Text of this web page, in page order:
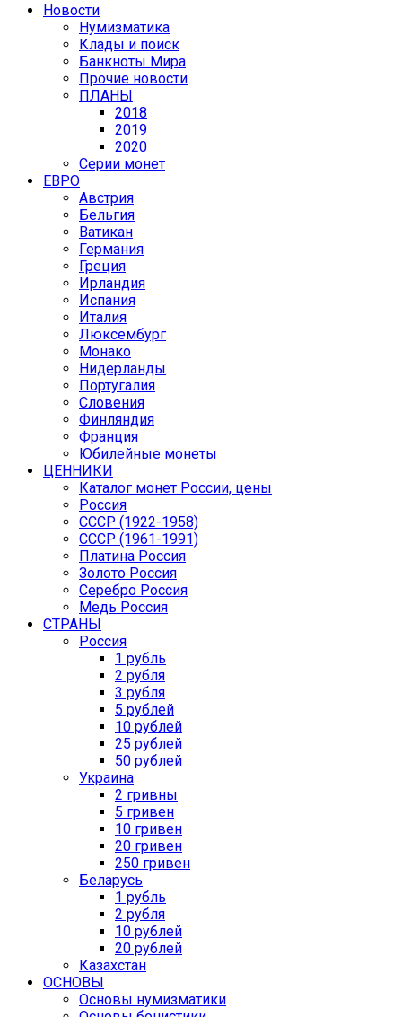
Новости
Нумизматика
Клады и поиск
Банкноты Мира
Прочие новости
ПЛАНЫ
2018
2019
2020
Серии монет
ЕВРО
Австрия
Бельгия
Ватикан
Германия
Греция
Ирландия
Испания
Италия
Люксембург
Монако
Нидерланды
Португалия
Словения
Финляндия
Франция
Юбилейные монеты
ЦЕННИКИ
Каталог монет России, цены
Россия
СССР (1922-1958)
CCCР (1961-1991)
Платина Россия
Золото Россия
Серебро Россия
Медь Россия
СТРАНЫ
Россия
1 рубль
2 рубля
3 рубля
5 рублей
10 рублей
25 рублей
50 рублей
Украина
2 гривны
5 гривен
10 гривен
20 гривен
250 гривен
Беларусь
1 рубль
2 рубля
10 рублей
20 рублей
Казахстан
ОСНОВЫ
Основы нумизматики